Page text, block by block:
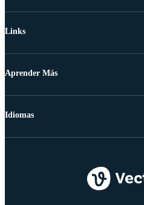
Links
Aprender Más
Idiomas